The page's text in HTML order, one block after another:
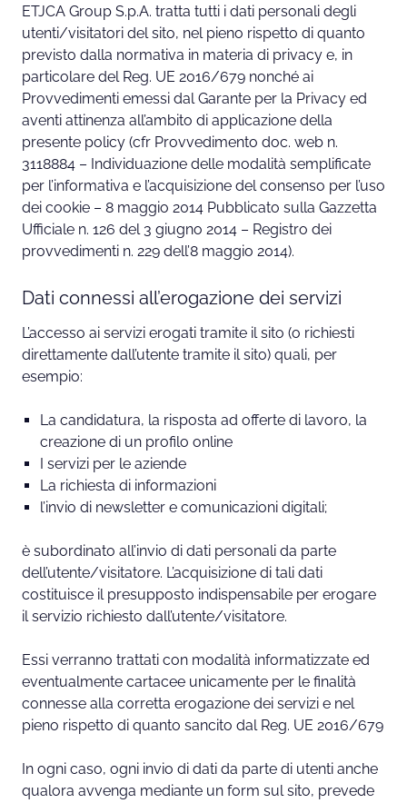
ETJCA Group S.p.A. tratta tutti i dati personali degli
utenti/visitatori del sito, nel pieno rispetto di quanto
previsto dalla normativa in materia di privacy e, in
particolare del Reg. UE 2016/679 nonché ai
Provvedimenti emessi dal Garante per la Privacy ed
aventi attinenza all’ambito di applicazione della
presente policy (cfr Provvedimento doc. web n.
3118884 – Individuazione delle modalità semplificate
per l’informativa e l’acquisizione del consenso per l’uso
dei cookie – 8 maggio 2014 Pubblicato sulla Gazzetta
Ufficiale n. 126 del 3 giugno 2014 – Registro dei
provvedimenti n. 229 dell’8 maggio 2014).
Dati connessi all’erogazione dei servizi
L’accesso ai servizi erogati tramite il sito (o richiesti
direttamente dall’utente tramite il sito) quali, per
esempio:
La candidatura, la risposta ad offerte di lavoro, la
creazione di un profilo online
I servizi per le aziende
La richiesta di informazioni
l’invio di newsletter e comunicazioni digitali;
è subordinato all’invio di dati personali da parte
dell’utente/visitatore. L’acquisizione di tali dati
costituisce il presupposto indispensabile per erogare
il servizio richiesto dall’utente/visitatore.
Essi verranno trattati con modalità informatizzate ed
eventualmente cartacee unicamente per le finalità
connesse alla corretta erogazione dei servizi e nel
pieno rispetto di quanto sancito dal Reg. UE 2016/679
In ogni caso, ogni invio di dati da parte di utenti anche
qualora avvenga mediante un form sul sito, prevede